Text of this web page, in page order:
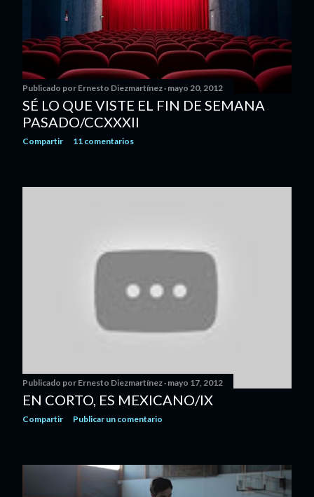
Publicado por Ernesto Diezmartínez mayo 20, 2012
SÉ LO QUE VISTE EL FIN DE SEMANA
PASADO/CCXXXII
Compartir 11 comentarios
Publicado por Ernesto Diezmartínez mayo 17, 2012
EN CORTO, ES MEXICANO/IX
Compartir Publicar un comentario